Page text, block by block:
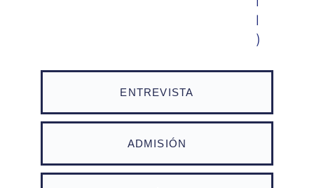
ENTREVISTA
ADMISIÓN
l
)